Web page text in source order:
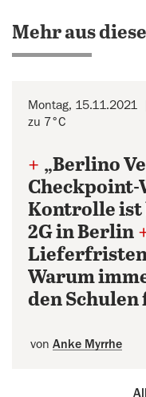
Mehr aus
Montag, 15.11.2021
zu 7°C
+ „Berlino
Checkpoint-
Kontrolle ist
2G in Berlin
Lieferfristen
Warum
den Schulen
von Anke Myrrhe